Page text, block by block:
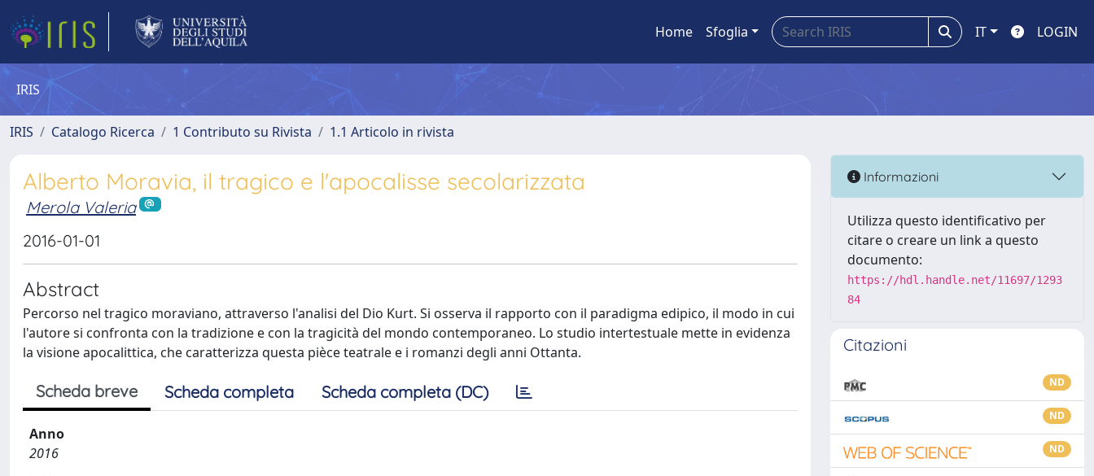
Home Sfoglia IT LOGIN
IRIS
IRIS Catalogo Ricerca 1 Contributo su Rivista 1.1 Articolo in rivista
Alberto Moravia, il tragico e l'apocalisse secolarizzata
Merola Valeria
2016-01-01
Abstract
Percorso nel tragico moraviano, attraverso l'analisi del Dio Kurt. Si osserva il rapporto con il paradigma edipico, il modo in cui
l'autore si confronta con la tradizione e con la tragicità del mondo contemporaneo. Lo studio intertestuale mette in evidenza
la visione apocalittica, che caratterizza questa pièce teatrale e i romanzi degli anni Ottanta.
Scheda breve Scheda completa Scheda completa (DC)
Anno
2016
Informazioni
Utilizza questo identificativo per
citare o creare un link a questo
documento:
https://hdl.handle.net/11697/1293
84
Citazioni
ND
ND
ND